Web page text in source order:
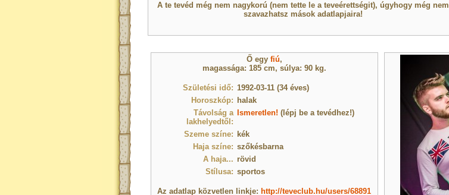
A te tevéd még nem nagykorú (nem tette le a teveérettségit), úgyhogy még nem
szavazhatsz mások adatlapjaira!
Ő egy fiú,
magassága: 185 cm, súlya: 90 kg.
Születési idő: 1992-03-11 (34 éves)
Horoszkóp: halak
Távolság a
lakhelyedtől:
Ismeretlen! (lépj be a tevédhez!)
Szeme színe: kék
Haja színe: szőkésbarna
A haja... rövid
Stílusa: sportos
Az adatlap közvetlen linkje: http://teveclub.hu/users/68891